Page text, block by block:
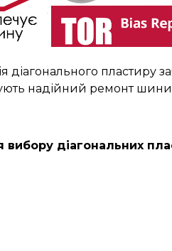
діагонального пластиру
надійний ремонт
діагональних